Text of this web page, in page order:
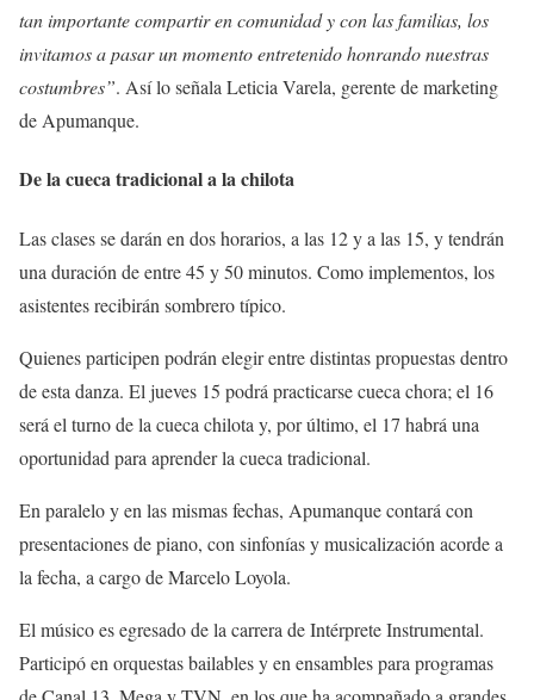
tan importante compartir en comunidad y con las familias, los
invitamos a pasar un momento entretenido honrando nuestras
costumbres”. Así lo señala Leticia Varela, gerente de marketing
de Apumanque.
De la cueca tradicional a la chilota
Las clases se darán en dos horarios, a las 12 y a las 15, y tendrán
una duración de entre 45 y 50 minutos. Como implementos, los
asistentes recibirán sombrero típico.
Quienes participen podrán elegir entre distintas propuestas dentro
de esta danza. El jueves 15 podrá practicarse cueca chora; el 16
será el turno de la cueca chilota y, por último, el 17 habrá una
oportunidad para aprender la cueca tradicional.
En paralelo y en las mismas fechas, Apumanque contará con
presentaciones de piano, con sinfonías y musicalización acorde a
la fecha, a cargo de Marcelo Loyola.
El músico es egresado de la carrera de Intérprete Instrumental.
Participó en orquestas bailables y en ensambles para programas